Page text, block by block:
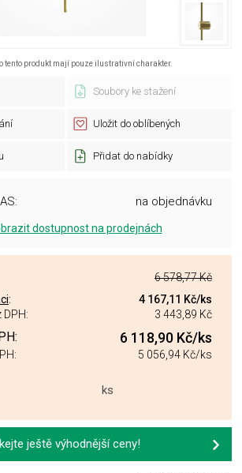
tento produkt mají pouze ilustrativní charakter.
Soubory ke stažení
Uložit do oblíbených
Přidat do nabídky
na objednávku
dostupnost na prodejnách
6 578,77 Kč
: 4 167,11 Kč/ks
3 443,89 Kč
6 118,90 Kč/ks
5 056,94 Kč/ks
ks
ještě výhodnější ceny!